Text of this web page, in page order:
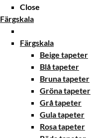
Close
Färgskala
Färgskala
Beige tapeter
Blå tapeter
Bruna tapeter
Gröna tapeter
Grå tapeter
Gula tapeter
Rosa tapeter